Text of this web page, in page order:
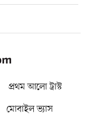
প্রথম আলো ট্রাস্ট
মোবাইল ভ্যাস